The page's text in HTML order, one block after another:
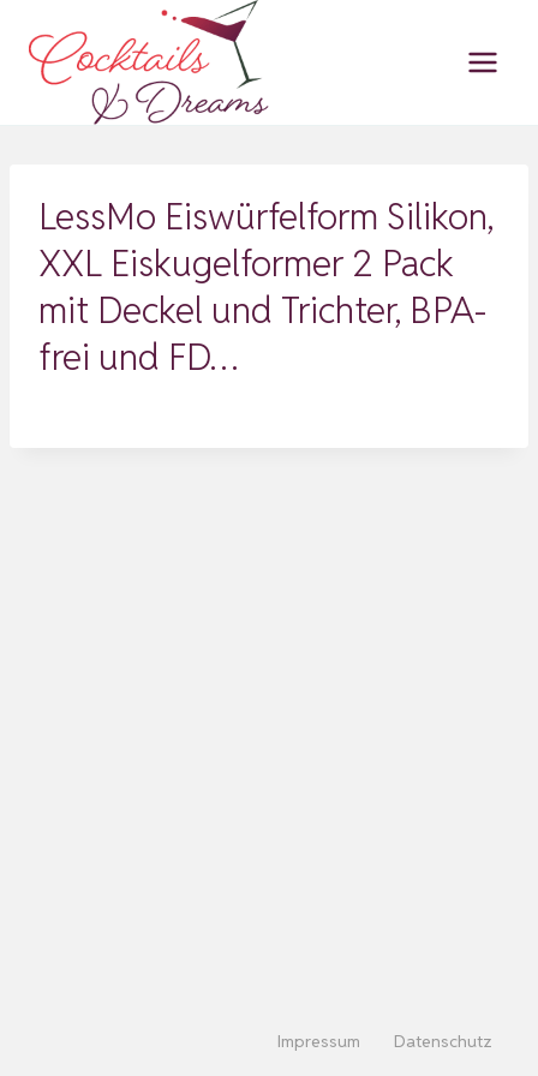
Inhalt
springen
LessMo Eiswürfelform Silikon,
XXL Eiskugelformer 2 Pack
mit Deckel und Trichter, BPA-
frei und FD…
Impressum Datenschutz